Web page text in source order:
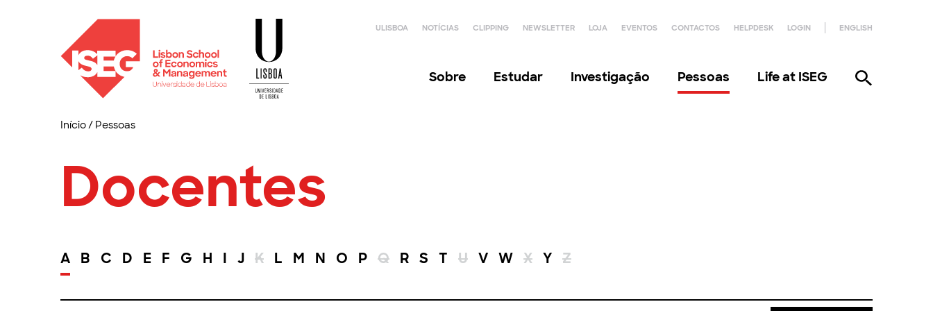
ULISBOA NOTÍCIAS CLIPPING NEWSLETTER LOJA EVENTOS CONTACTOS HELPDESK LOGIN ENGLISH
Sobre Estudar Investigação Pessoas Life at ISEG
Início/ Pessoas
Docentes
A B C D E F G H I J K L M N O P Q R S T U V W X Y Z